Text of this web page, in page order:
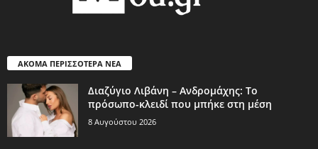
ΑΚΟΜΑ ΠΕΡΙΣΣΟΤΕΡΑ ΝΕΑ
Διαζύγιο Λιβάνη – Ανδρομάχης: Το
πρόσωπο-κλειδί που μπήκε στη μέση
8 Αυγούστου 2026